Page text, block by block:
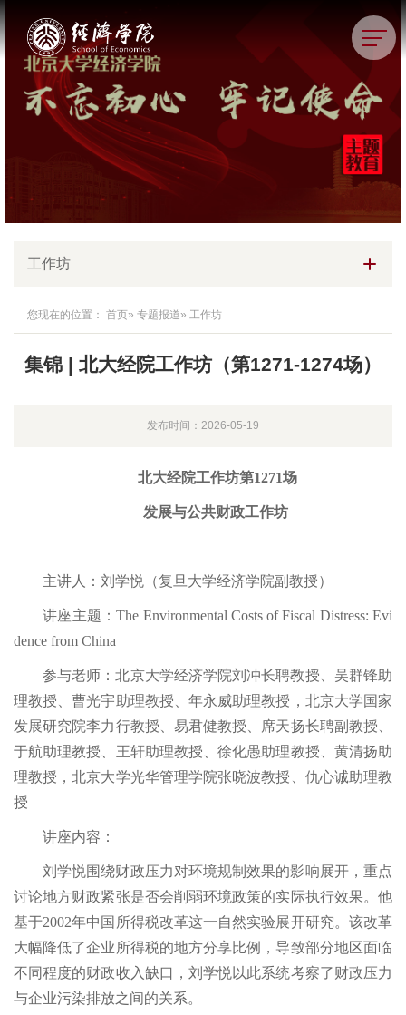
工作坊
您现在的位置： 首页» 专题报道» 工作坊
集锦 | 北大经院工作坊（第1271-1274场）
发布时间：2026-05-19
北大经院工作坊第1271场
发展与公共财政工作坊
主讲人：刘学悦（复旦大学经济学院副教授）
讲座主题：The Environmental Costs of Fiscal Distress: Evi
dence from China
参与老师：北京大学经济学院刘冲长聘教授、吴群锋助
理教授、曹光宇助理教授、年永威助理教授，北京大学国家
发展研究院李力行教授、易君健教授、席天扬长聘副教授、
于航助理教授、王轩助理教授、徐化愚助理教授、黄清扬助
理教授，北京大学光华管理学院张晓波教授、仇心诚助理教
授
讲座内容：
刘学悦围绕财政压力对环境规制效果的影响展开，重点
讨论地方财政紧张是否会削弱环境政策的实际执行效果。他
基于2002年中国所得税改革这一自然实验展开研究。该改革
大幅降低了企业所得税的地方分享比例，导致部分地区面临
不同程度的财政收入缺口，刘学悦以此系统考察了财政压力
与企业污染排放之间的关系。